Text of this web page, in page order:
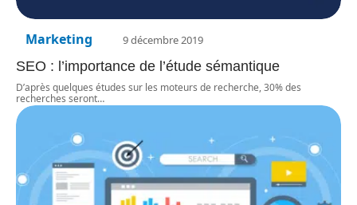
Marketing 9 décembre 2019
SEO : l’importance de l’étude sémantique
D’après quelques études sur les moteurs de recherche, 30% des
recherches seront…